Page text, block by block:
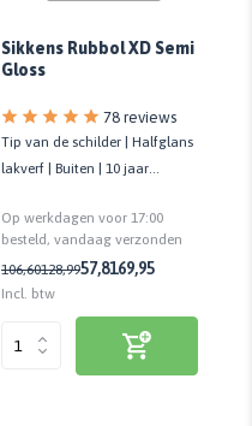
Sikkens Rubbol XD Semi
Gloss
78 reviews
Tip van de schilder | Halfglans
lakverf | Buiten | 10 jaar
Op werkdagen voor 17:00
besteld, vandaag verzonden
106,60128,9957,8169,95
Incl. btw